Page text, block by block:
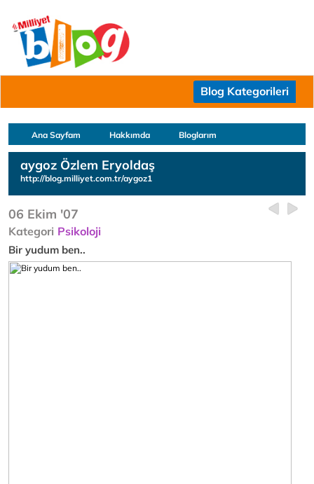
Blog Kategorileri
Ana Sayfam Hakkımda Bloglarım
aygoz Özlem Eryoldaş
http://blog.milliyet.com.tr/aygoz1
06 Ekim '07
Kategori Psikoloji
Bir yudum ben..